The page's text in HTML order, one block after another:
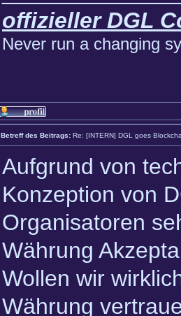
offizieller DGL
Never run a changing
Betreff des Beitrags: Re: [INTERN] DGL goes
Aufgrund von
Konzeption von
Organisatoren
Währung
Wollen wir
Währung